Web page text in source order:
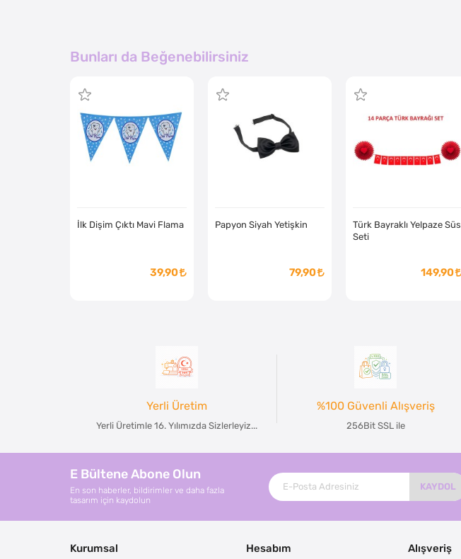
Bunları da Beğenebilirsiniz
İlk Dişim Çıktı Mavi Flama
39,90
Papyon Siyah Yetişkin
79,90
Türk Bayraklı Yelpaze Süs
Seti
149,90
Yerli Üretim
Yerli Üretimle 16. Yılımızda Sizlerleyiz...
%100 Güvenli Alışveriş
256Bit SSL ile
E Bültene Abone Olun
En son haberler, bildirimler ve daha fazla
tasarım için kaydolun
KAYDOL
Kurumsal Hesabım Alışveriş